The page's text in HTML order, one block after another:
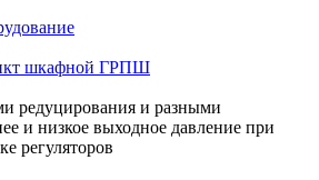
шкафной ГРПШ
редуцирования и разными
и низкое выходное давление при
регуляторов